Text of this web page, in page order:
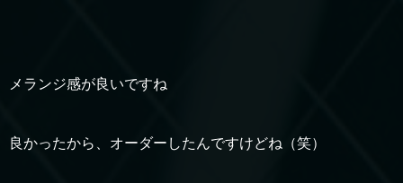
メランジ感が良いですね
良かったから、オーダーしたんですけどね（笑）